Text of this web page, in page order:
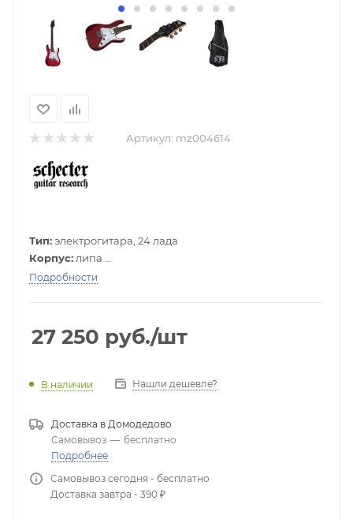
Артикул: mz004614
Тип:электрогитара, 24 лада
Корпус: липа
Гриф:клен
Переключатель звукоснимателей:
Регуляторы: 1V/1Т
Комплектуется чехлом
Подробности
27 250 руб./шт
В наличии Нашли дешевле?
Доставка в Домодедово
Самовывоз — бесплатно
Подробнее
Самовывоз сегодня - бесплатно
Доставка завтра - 390 ₽